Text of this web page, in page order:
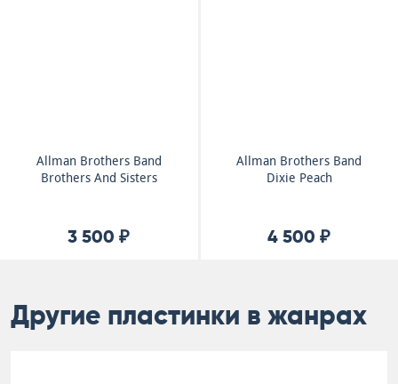
Allman Brothers Band
Brothers And Sisters
3 500 ₽
Allman Brothers Band
Dixie Peach
4 500 ₽
Другие пластинки в жанрах